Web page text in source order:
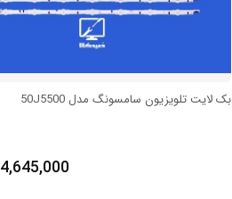
بک لایت تلویزیون سامسونگ مدل 50J5500
4,645,000